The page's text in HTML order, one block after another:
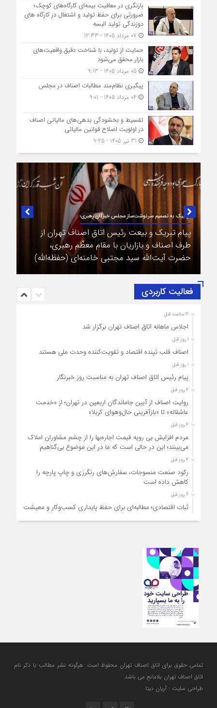
بازنگری در معافیت بیمه‌ای کارگاه‌های کوچک؛
ضرورتی برای حفظ تولید و اشتغال در کارگاه های
دوزندگی تولید البسه
حمایت از تولید، با شناخت دقیق واقعیت‌های
بازار محقق می‌شود
05 مرداد 1405 - 9:13
پیگیری نظام‌مند مطالبات اصناف در مجلس
تقسیط و بخشودگی بدهی‌های مالیاتی اصناف
در اولویت اصلاح قوانین مالیاتی
در لبیک به تصمیم سرنوشت‌ساز مجلس خبرگان رهبری؛
پیام تبریک و بیعت رئیس اتاق اصناف تهران از
طرف اصناف و بازاریان با مقام معظّم رهبری،
حضرت آیت‌الله سید مجتبی خامنه‌ای (حفظه‌الله)
فعالیت کاربردی
3 ساعت قبل
اجلاس ماهانه اتاق اصناف تهران برگزار شد
1 روز قبل
اصناف قلب تپنده اقتصاد و تقویت‌کننده وحدت ملی هستند
1 روز قبل
پیام رئیس اتاق اصناف تهران به مناسبت روز خبرنگار
4 روز قبل
روایت اصناف از آیین جاماندگان اربعین در تهران؛ از «خدمت
عاشقانه» تا «بازآفرینی حال‌وهوای کربلا»
4 روز قبل
مردم افزایش بی رویه قیمت اجاره‌بها را از چشم مشاوران املاک
می‌بینند؛ این در حالی است که ما در این موضوع بی‌گناهیم
4 روز قبل
رکود صنعت منسوجات، سفارش‌های رنگرزی و چاپ پارچه را
کاهش داده است
6 روز قبل
ثبات اقتصادی؛ مطالبه‌ای برای حفظ پایداری کسب‌وکار و معیشت
ضرورت امروز صنف
آمادگی دولت برای واگذاری اختیارات بازار به اصناف/ تأکید بر نقش
کالابرگ در حمایت از معیشت
مشکلات صنف تأمین مواد اولیه باکیفیت و نوسازی تجهیزات و
آموزش‌های تخصصی و فنی است
تمامی حقوق برای اتاق اصناف تهران محفوظ است. هرگونه نشر مطالب با ذكر نام
اتاق اصناف تهران بلامانع مي باشد.
طراحی سایت : آریان دیتا